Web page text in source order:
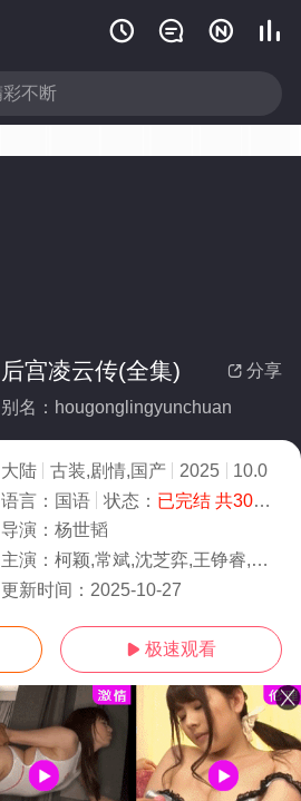
   
 分享
后宫凌云传(全集)
别名：hougonglingyunchuan
大陆 古装,剧情,国产 2025
10.0
语言： 国语 状态： 已完结 共30集
导演： 杨世韬
主演： 柯颖,常斌,沈芝弈,王铮睿,辜芷芸,冷恋柔,郝泽嘉
更新时间： 2025-10-27
 极速观看